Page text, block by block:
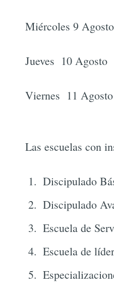
Miércoles 9
Jueves 10
Viernes 11
Las escuelas con
Discipulado
Discipulado
Escuela de
Escuela de